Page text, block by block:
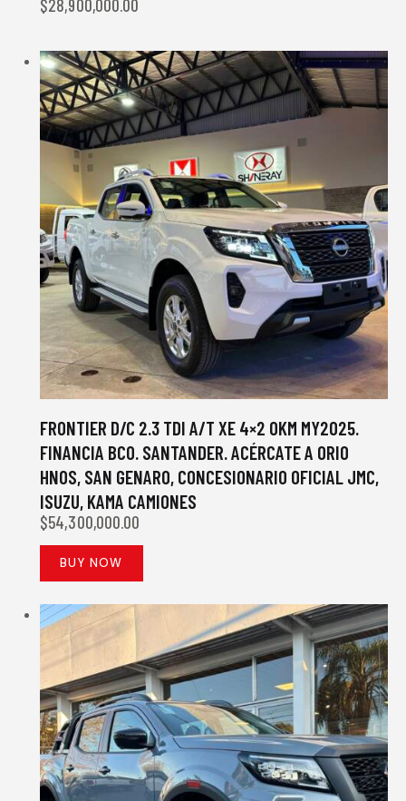
$28,900,000.00
FRONTIER D/C 2.3 TDI A/T XE 4×2 0KM MY2025.
FINANCIA BCO. SANTANDER. ACÉRCATE A ORIO
HNOS, SAN GENARO, CONCESIONARIO OFICIAL JMC,
ISUZU, KAMA CAMIONES
$54,300,000.00
BUY NOW